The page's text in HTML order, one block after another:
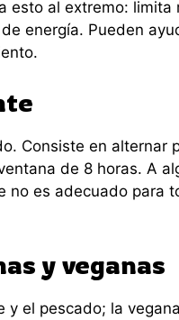
esto al extremo:
energía. Pueden
Consiste en
de 8 horas. A
no es adecuado para
y veganas
y el pescado; la